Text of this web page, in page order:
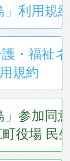
」利用規
・福祉
規約
」参加同
役場 民